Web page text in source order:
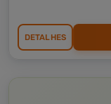
DETALHES